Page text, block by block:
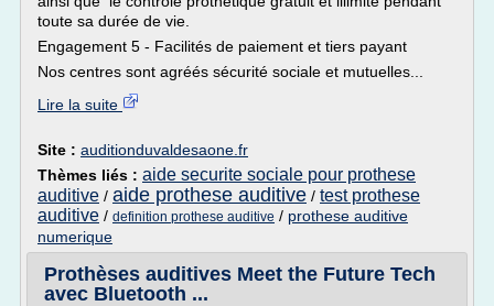
toute sa durée de vie.
Engagement 5 - Facilités de paiement et tiers payant
Nos centres sont agréés sécurité sociale et mutuelles...
Lire la suite
Site : auditionduvaldesaone.fr
Thèmes liés : aide securite sociale pour prothese
auditive / aide prothese auditive / test prothese
auditive / definition prothese auditive / prothese auditive
numerique
Prothèses auditives Meet the Future Tech
avec Bluetooth ...